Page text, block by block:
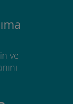
ve